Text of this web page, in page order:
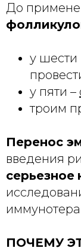
До
у
у пяти –
троим
Перенос
введения
серьезное
ПОЧЕМУ